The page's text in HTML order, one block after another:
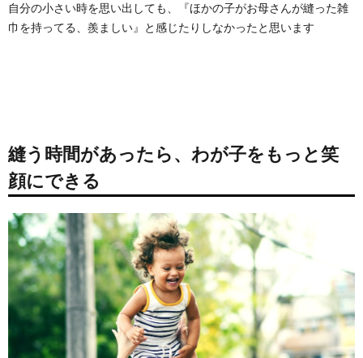
自分の小さい時を思い出しても、『ほかの子がお母さんが縫った雑
巾を持ってる、羨ましい』と感じたりしなかったと思います
縫う時間があったら、わが子をもっと笑
顔にできる